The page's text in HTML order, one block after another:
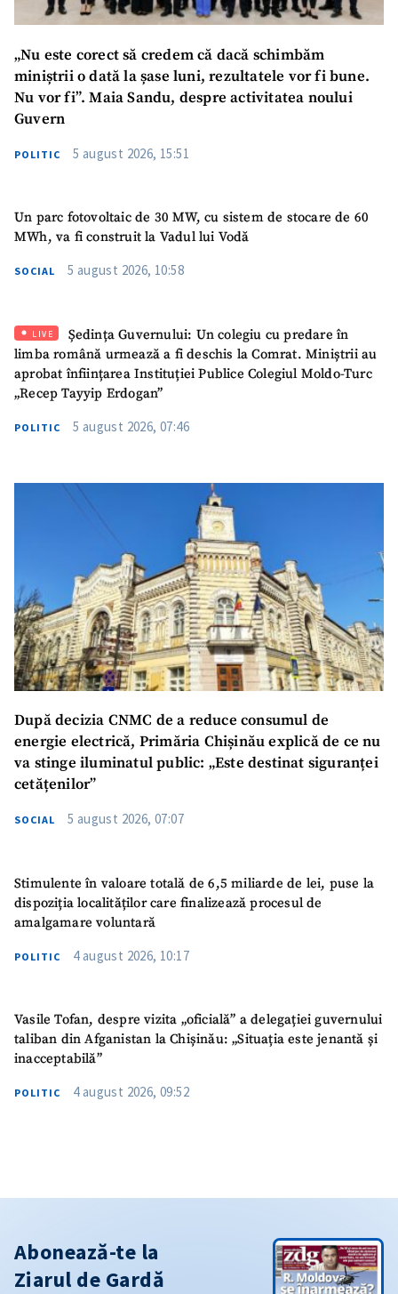
SUSȚINE
„Nu este corect să credem că dacă schimbăm
miniștrii o dată la șase luni, rezultatele vor fi bune.
Nu vor fi”. Maia Sandu, despre activitatea noului
Guvern
POLITIC 5 august 2026, 15:51
Un parc fotovoltaic de 30 MW, cu sistem de stocare de 60
MWh, va fi construit la Vadul lui Vodă
SOCIAL 5 august 2026, 10:58
LIVE
Ședința Guvernului: Un colegiu cu predare în
limba română urmează a fi deschis la Comrat. Miniștrii au
aprobat înființarea Instituției Publice Colegiul Moldo-Turc
„Recep Tayyip Erdogan”
POLITIC 5 august 2026, 07:46
După decizia CNMC de a reduce consumul de
energie electrică, Primăria Chișinău explică de ce nu
va stinge iluminatul public: „Este destinat siguranței
cetățenilor”
SOCIAL 5 august 2026, 07:07
Stimulente în valoare totală de 6,5 miliarde de lei, puse la
dispoziția localităților care finalizează procesul de
amalgamare voluntară
POLITIC 4 august 2026, 10:17
Vasile Tofan, despre vizita „oficială” a delegației guvernului
taliban din Afganistan la Chișinău: „Situația este jenantă și
inacceptabilă”
POLITIC 4 august 2026, 09:52
Abonează-te la
Ziarul de Gardă
CONTACT SURSĂ
Email+ Emailul meu
Telefon
+ Telefon personal
acord cupolitica de
confidențialitate .
TRIMITE ȘTIREA